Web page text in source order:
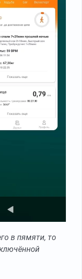
в пямяти, то